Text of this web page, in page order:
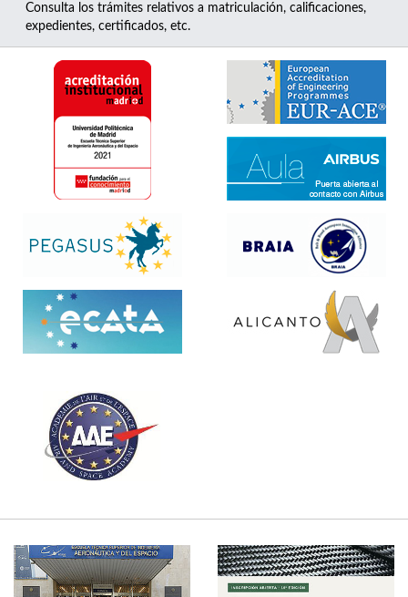
Consulta los trámites relativos a matriculación, calificaciones,
expedientes, certificados, etc.